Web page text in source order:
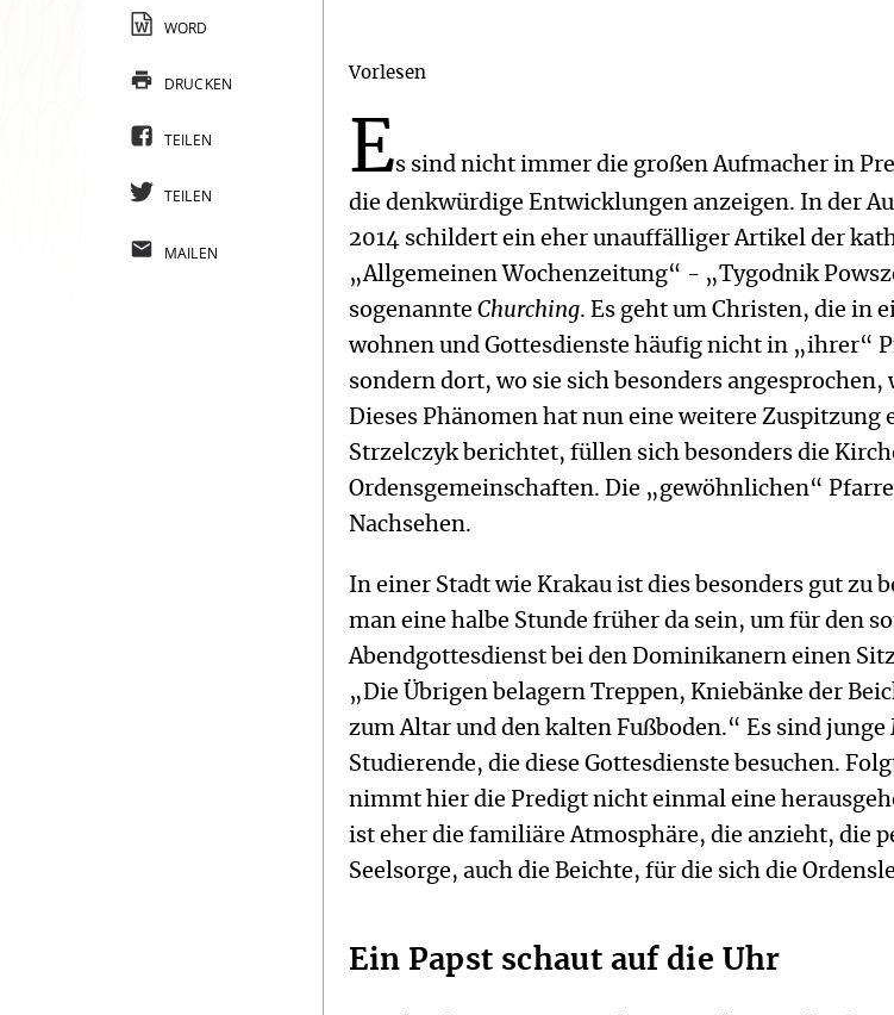
Vorlesen
Es sind nicht immer die großen Aufmacher in
die denkwürdige Entwicklungen anzeigen. In der
2014 schildert ein eher unauffälliger Artikel der
„Allgemeinen Wochenzeitung“ - „Tygodnik
sogenannteChurching. Es geht um Christen, die in
wohnen und Gottesdienste häufig nicht in „ihrer“
sondern dort, wo sie sich besonders
Dieses Phänomen hat nun eine weitere Zuspitzung
Strzelczyk berichtet, füllen sich besonders die
Ordensgemeinschaften. Die „gewöhnlichen“
Nachsehen.
In einer Stadt wie Krakau ist dies besonders gut zu
man eine halbe Stunde früher da sein, um für den
Abendgottesdienst bei den Dominikanern einen
„Die Übrigen belagern Treppen, Kniebänke der
zum Altar und den kalten Fußboden.“ Es sind
Studierende, die diese Gottesdienste besuchen.
nimmt hier die Predigt nicht einmal eine
ist eher die familiäre Atmosphäre, die anzieht, die
Seelsorge, auch die Beichte, für die sich die
Ein Papst schaut auf die Uhr
WORD
DRUCKEN
TEILEN
TEILEN
MAILEN